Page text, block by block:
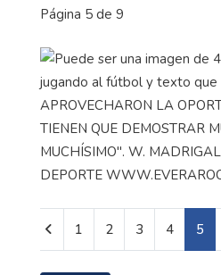
Página 5 de 9
1 2 3 4 5